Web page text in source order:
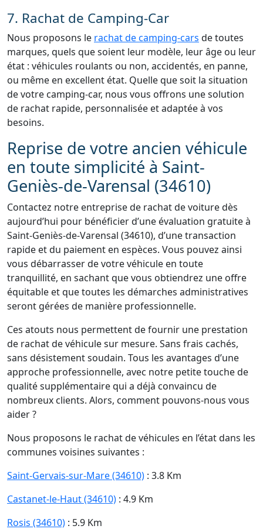
7. Rachat de Camping-Car
Nous proposons le rachat de camping-cars de toutes
marques, quels que soient leur modèle, leur âge ou leur
état : véhicules roulants ou non, accidentés, en panne,
ou même en excellent état. Quelle que soit la situation
de votre camping-car, nous vous offrons une solution
de rachat rapide, personnalisée et adaptée à vos
besoins.
Reprise de votre ancien véhicule
en toute simplicité à Saint-
Geniès-de-Varensal (34610)
Contactez notre entreprise de rachat de voiture dès
aujourd’hui pour bénéficier d’une évaluation gratuite à
Saint-Geniès-de-Varensal (34610), d’une transaction
rapide et du paiement en espèces. Vous pouvez ainsi
vous débarrasser de votre véhicule en toute
tranquillité, en sachant que vous obtiendrez une offre
équitable et que toutes les démarches administratives
seront gérées de manière professionnelle.
Ces atouts nous permettent de fournir une prestation
de rachat de véhicule sur mesure. Sans frais cachés,
sans désistement soudain. Tous les avantages d’une
approche professionnelle, avec notre petite touche de
qualité supplémentaire qui a déjà convaincu de
nombreux clients. Alors, comment pouvons-nous vous
aider ?
Nous proposons le rachat de véhicules en l’état dans les
communes voisines suivantes :
Saint-Gervais-sur-Mare (34610) : 3.8 Km
Castanet-le-Haut (34610) : 4.9 Km
Rosis (34610) : 5.9 Km